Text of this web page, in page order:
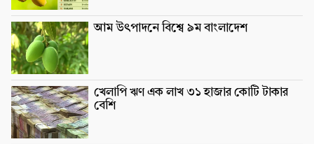
আম উৎপাদনে বিশ্বে ৯ম বাংলাদেশ
খেলাপি ঋণ এক লাখ ৩১ হাজার কোটি টাকার
বেশি